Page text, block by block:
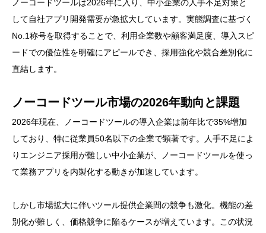
ノーコードツールは2026年に入り、中小企業の人手不足対策と
して自社アプリ開発需要が急拡大しています。実態調査に基づく
No.1称号を取得することで、利用企業数や顧客満足度、導入スピ
ードでの優位性を明確にアピールでき、採用強化や競合差別化に
直結します。
ノーコードツール市場の2026年動向と課題
2026年現在、ノーコードツールの導入企業は前年比で35%増加
しており、特に従業員50名以下の企業で顕著です。人手不足によ
りエンジニア採用が難しい中小企業が、ノーコードツールを使っ
て業務アプリを内製化する動きが加速しています。
しかし市場拡大に伴いツール提供企業間の競争も激化。機能の差
別化が難しく、価格競争に陥るケースが増えています。この状況